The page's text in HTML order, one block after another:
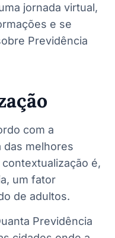
jornada virtual,
e se
Previdência
com a
das melhores
é,
um fator
de adultos.
Previdência